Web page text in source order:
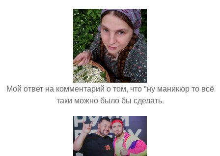
Мой ответ на комментарий о том, что "ну маникюр то всё
таки можно было бы сделать.